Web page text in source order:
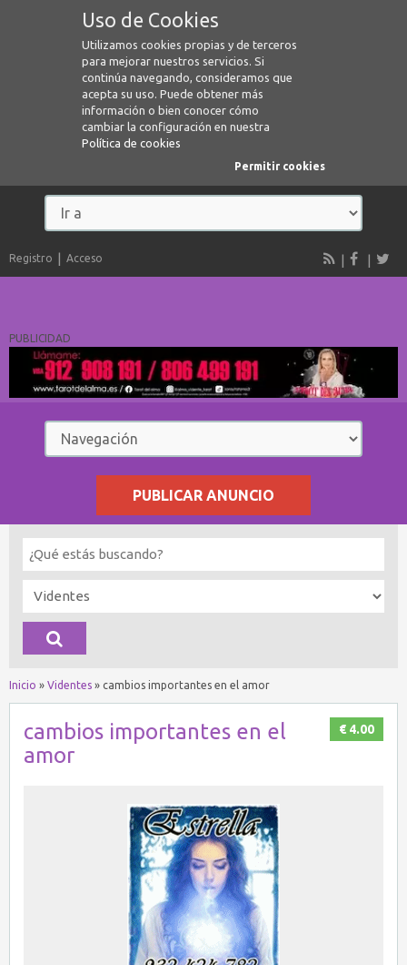
Uso de Cookies
Utilizamos cookies propias y de terceros
para mejorar nuestros servicios. Si
continúa navegando, consideramos que
acepta su uso. Puede obtener más
información o bien conocer cómo
cambiar la configuración en nuestra
Política de cookies
Permitir cookies
Registro Acceso
PUBLICIDAD
PUBLICAR ANUNCIO
Inicio » Videntes » cambios importantes en el amor
€ 4.00
cambios importantes en el
amor